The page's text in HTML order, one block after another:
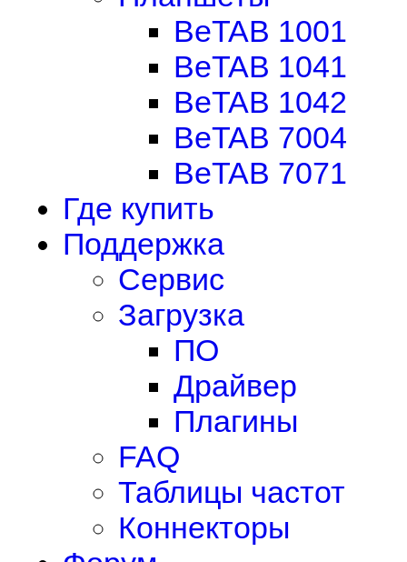
BeTAB 1001
BeTAB 1041
BeTAB 1042
BeTAB 7004
BeTAB 7071
Где купить
Поддержка
Сервис
Загрузка
ПО
Драйвер
Плагины
FAQ
Таблицы частот
Коннекторы